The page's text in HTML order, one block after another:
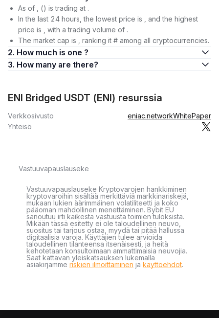
As of , () is trading at .
In the last 24 hours, the lowest price is , and the highest
price is , with a trading volume of .
The market cap is , ranking it # among all cryptocurrencies.
2. How much is one ?
3. How many are there?
ENI Bridged USDT (ENI) resurssia
Verkkosivusto eniac.networkWhitePaper
Yhteisö
Vastuuvapauslauseke
Vastuuvapauslauseke Kryptovarojen hankkiminen
kryptovaroihin sisältää merkittäviä markkinariskejä,
mukaan lukien äärimmäinen volatiliteetti ja koko
pääoman mahdollinen menettäminen. Bybit EU
sanoutuu irti kaikesta vastuusta toimien tuloksista.
Mikään tässä esitetty ei ole taloudellinen neuvo,
suositus tai tarjous ostaa, myydä tai pitää hallussa
digitaalisia varoja. Käyttäjien tulee arvioida
taloudellinen tilanteensa itsenäisesti, ja heitä
kehotetaan konsultoimaan ammattimaisia neuvojia.
Saat kattavan yleiskatsauksen lukemalla
asiakirjamme riskien ilmoittaminen ja käyttöehdot.